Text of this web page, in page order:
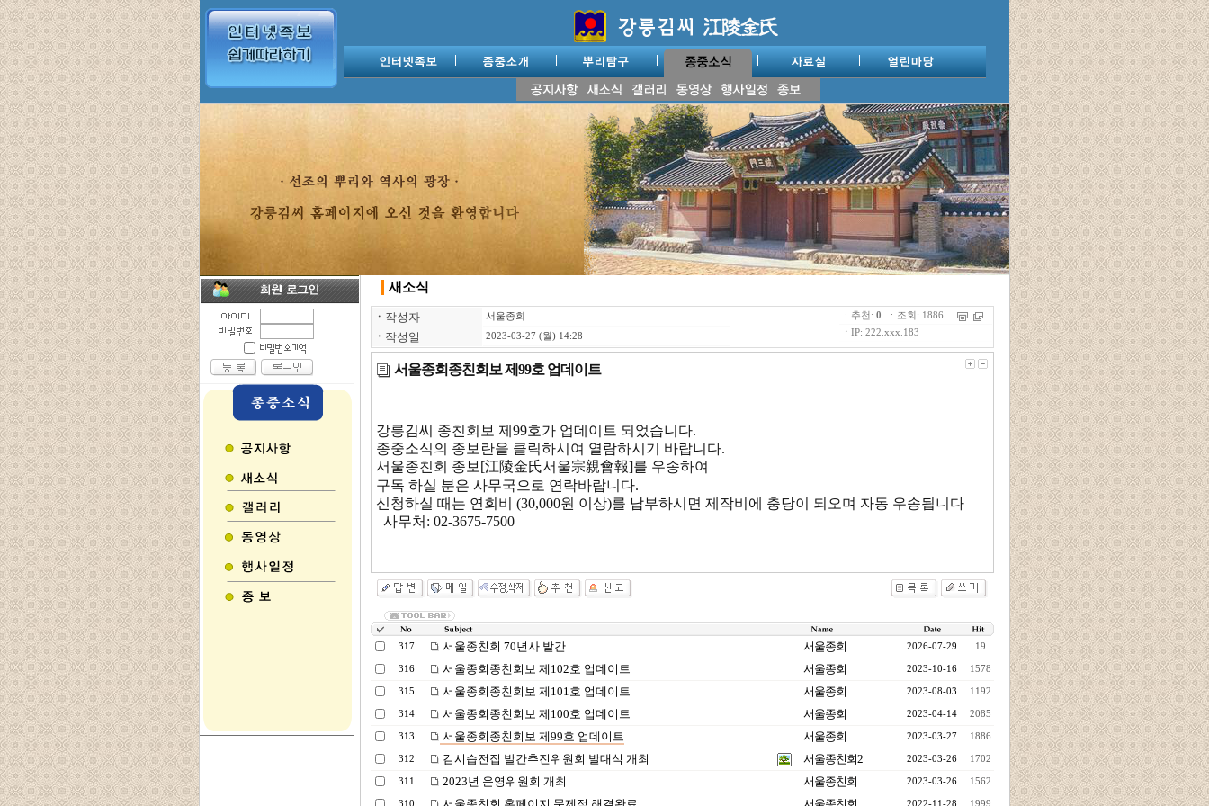
새소식
ㆍ 작성자 서울종회
ㆍ 작성일 2023-03-27 (월) 14:28
ㆍ추천: 0 ㆍ조회: 1886
ㆍ IP: 222.xxx.183
서울종회종친회보 제99호 업데이트
강릉김씨 종친회보 제99호가 업데이트 되었습니다.
종중소식의 종보란을 클릭하시여 열람하시기 바랍니다.
서울종친회 종보[江陵金氏서울宗親會報]를 우송하여
구독 하실 분은 사무국으로 연락바랍니다.
신청하실 때는 연회비 (30,000원 이상)를 납부하시면 제작비에 충당이 되오며 자동 우송됩니다
사무처: 02-3675-7500
317 서울종친회 70년사 발간 서울종회 2026-07-29 19
316 서울종회종친회보 제102호 업데이트 서울종회 2023-10-16 1578
315 서울종회종친회보 제101호 업데이트 서울종회 2023-08-03 1192
314 서울종회종친회보 제100호 업데이트 서울종회 2023-04-14 2085
313 서울종회종친회보 제99호 업데이트 서울종회 2023-03-27 1886
312 김시습전집 발간추진위원회 발대식 개최 서울종친회2 2023-03-26 1702
311 2023년 운영위원회 개최 서울종친회 2023-03-26 1562
310 2022-11-28 1999